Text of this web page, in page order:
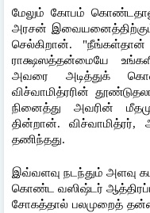
மேலும் கோபம்
அரசன்
செல்கிறான்.
ராக்ஷஸத்தன்மையே
அவரை அடித்துக்
விச்வாமித்ரரின்
நினைத்து அவரின்
தின்றான்.
தணிந்தது.
இவ்வளவு நடந்தும் அளவு
கொண்ட வஸிஷ்டர்
சோகத்தால் பலமுறைத்